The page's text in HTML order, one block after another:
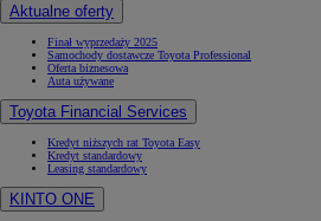
Aktualne oferty
Finał wyprzedaży 2025
Samochody dostawcze Toyota Professional
Oferta biznesowa
Auta używane
Toyota Financial Services
Kredyt niższych rat Toyota Easy
Kredyt standardowy
Leasing standardowy
KINTO ONE